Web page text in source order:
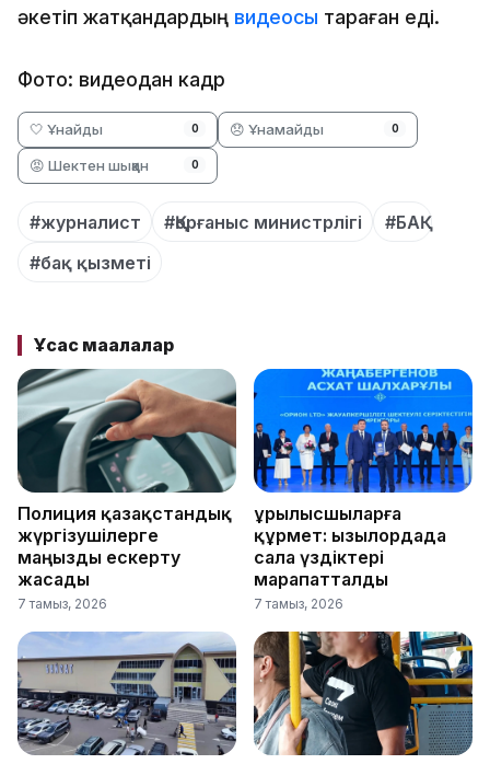
әкетіп жатқандардың видеосы тараған еді.
Фото: видеодан кадр
🤍 Ұнайды 0 😞 Ұнамайды 0
😡 Шектен шыққан 0
#журналист #Қорғаныс министрлігі
#БАҚ
#бақ қызметі
Ұқсас мақалалар
Полиция қазақстандық
жүргізушілерге
маңызды ескерту
жасады
7 тамыз, 2026
Құрылысшыларға
құрмет: Қызылордада
сала үздіктері
марапатталды
7 тамыз, 2026